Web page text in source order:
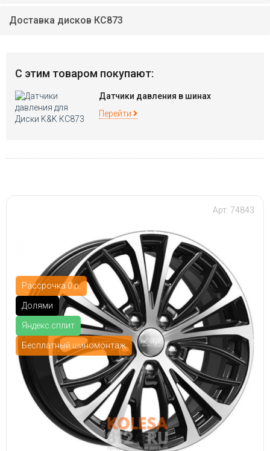
Доставка дисков КС873
С этим товаром покупают:
Датчики давления в шинах
Перейти
Рассрочка 0 р.
Долями
Яндекс.сплит
Бесплатный шиномонтаж
Арт: 74843